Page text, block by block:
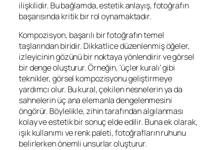
ilişkilidir. Bu bağlamda, estetik anlayış, fotoğrafın
başarısında kritik bir rol oynamaktadır.
Kompozisyon, başarılı bir fotoğrafın temel
taşlarından biridir. Dikkatlice düzenlenmiş öğeler,
izleyicinin gözünü bir noktaya yönlendirir ve görsel
bir denge oluşturur. Örneğin, ‘üçler kuralı’ gibi
teknikler, görsel kompozisyonu geliştirmeye
yardımcı olur. Bu kural, çekilen nesnelerin ya da
sahnelerin üç ana elemanla dengelenmesini
öngörür. Böylelikle, zihin tarafından algılanması
kolay ve estetik bir sonuç elde edilir. Buna ek olarak,
ışık kullanımı ve renk paleti, fotoğrafların ruhunu
belirlerken önemli unsurlar oluşturur.